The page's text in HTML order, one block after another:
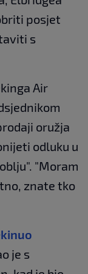
posjet
s
Air
oružja
odluku u
"Moram
znate tko
je s